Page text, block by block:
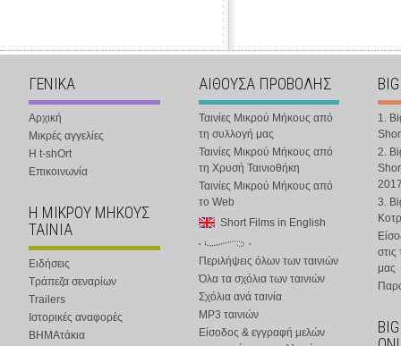
ΓΕΝΙΚΑ
Αρχική
Μικρές αγγελίες
Η t-shOrt
Επικοινωνία
Η ΜΙΚΡΟΥ ΜΗΚΟΥΣ
ΤΑΙΝΙΑ
Ειδήσεις
Τράπεζα σεναρίων
Trailers
Ιστορικές αναφορές
ΒΗΜΑτάκια
ΑΙΘΟΥΣΑ ΠΡΟΒΟΛΗΣ
Ταινίες Μικρού Μήκους από
τη συλλογή μας
Ταινίες Μικρού Μήκους από
τη Χρυσή Ταινιοθήκη
Ταινίες Μικρού Μήκους από
το Web
Short Films in English
Περιλήψεις όλων των ταινιών
Όλα τα σχόλια των ταινιών
Σχόλια ανά ταινία
MP3 ταινιών
Είσοδος & εγγραφή μελών
1.
2.
3.
στις
μας